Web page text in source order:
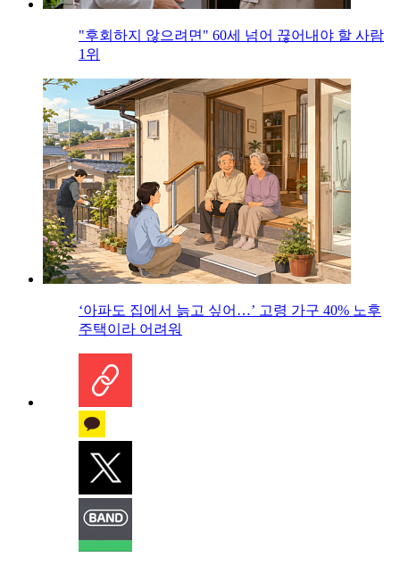
"후회하지 않으려면" 60세 넘어 끊어내야 할 사람
1위
‘아파도 집에서 늙고 싶어…’ 고령 가구 40% 노후
주택이라 어려워